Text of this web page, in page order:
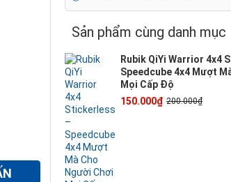
Sản phẩm cùng danh mục
Rubik QiYi Warrior 4x4
Speedcube 4x4 Mượt
Mọi Cấp Độ
150.000₫ 200.000₫